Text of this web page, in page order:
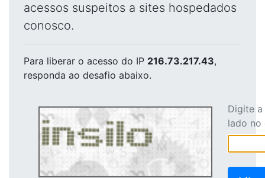
acessos suspeitos a sites hospedados
conosco.
Para liberar o acesso do IP 216.73.217.43,
responda ao desafio abaixo.
Digite
lado no